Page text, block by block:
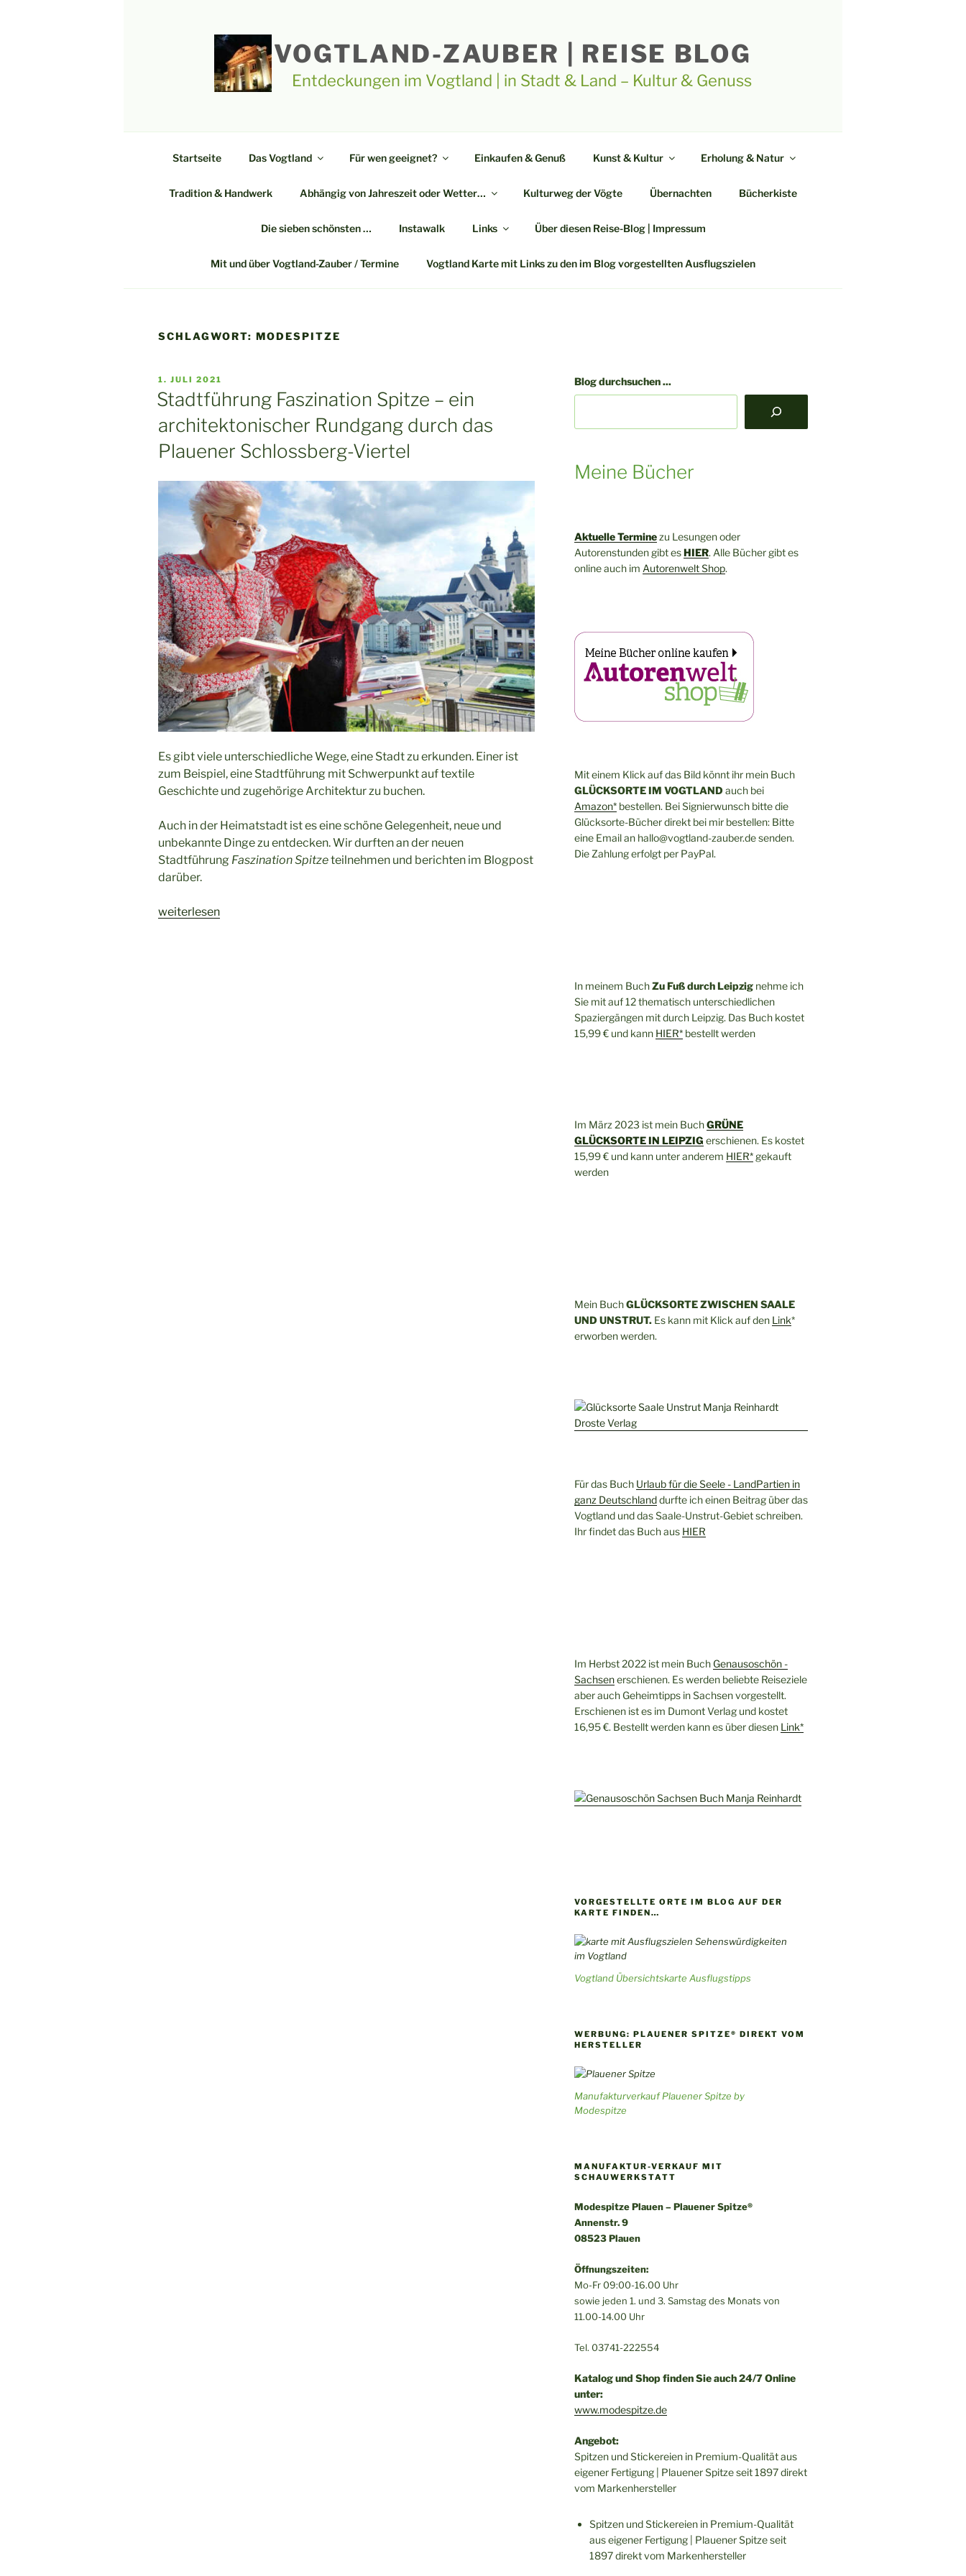
VOGTLAND-ZAUBER | REISE BLOG
Entdeckungen im Vogtland | in Stadt & Land – Kultur & Genuss
Startseite Das Vogtland Für wen geeignet? Einkaufen & Genuß Kunst & Kultur Erholung & Natur
Tradition & Handwerk Abhängig von Jahreszeit oder Wetter… Kulturweg der Vögte Übernachten Bücherkiste
Die sieben schönsten … Instawalk Links Über diesen Reise-Blog | Impressum
Mit und über Vogtland-Zauber / Termine Vogtland Karte mit Links zu den im Blog vorgestellten Ausflugszielen
SCHLAGWORT: MODESPITZE
VERÖFFENTLICHT
AM
1. JULI 2021
Stadtführung Faszination Spitze – ein
architektonischer Rundgang durch das
Plauener Schlossberg-Viertel
Es gibt viele unterschiedliche Wege, eine Stadt zu erkunden. Einer ist
zum Beispiel, eine Stadtführung mit Schwerpunkt auf textile
Geschichte und zugehörige Architektur zu buchen.
Auch in der Heimatstadt ist es eine schöne Gelegenheit, neue und
unbekannte Dinge zu entdecken. Wir durften an der neuen
Stadtführung Faszination Spitzeteilnehmen und berichten im Blogpost
darüber.
„Stadtführung
weiterlesen
Blog durchsuchen ...
Meine Bücher
Aktuelle Terminezu Lesungen oder
Autorenstunden gibt esHIER. Alle Bücher gibt es
online auch im Autorenwelt Shop.
Mit einem Klick auf das Bild könnt ihr mein Buch
GLÜCKSORTE IM VOGTLANDauch bei
Amazon*bestellen. Bei Signierwunsch bitte die
Glücksorte-Bücher direkt bei mir bestellen: Bitte
eine Email an hallo@vogtland-zauber.de senden.
Die Zahlung erfolgt per PayPal.
In meinem BuchZu Fuß durch Leipzignehme ich
Sie mit auf 12 thematisch unterschiedlichen
Spaziergängen mit durch Leipzig. Das Buch kostet
15,99 € und kann HIER*bestellt werden
Im März 2023 ist mein BuchGRÜNE
GLÜCKSORTE IN LEIPZIG erschienen. Es kostet
15,99 € und kann unter anderem HIER*gekauft
werden
Mein BuchGLÜCKSORTE ZWISCHEN SAALE
UND UNSTRUT.Es kann mit Klick auf den Link*
erworben werden.
Für das Buch Urlaub für die Seele - LandPartien in
ganz Deutschlanddurfte ich einen Beitrag über das
Vogtland und das Saale-Unstrut-Gebiet schreiben.
Ihr findet das Buch aus HIER
Im Herbst 2022 ist mein Buch Genausoschön -
Sachsenerschienen. Es werden beliebte Reiseziele
aber auch Geheimtipps in Sachsen vorgestellt.
Erschienen ist es im Dumont Verlag und kostet
16,95 €. Bestellt werden kann es über diesen Link*
VORGESTELLTE ORTE IM BLOG AUF DER
KARTE FINDEN…
Vogtland Übersichtskarte Ausflugstipps
WERBUNG: PLAUENER SPITZE® DIREKT VOM
HERSTELLER
Manufakturverkauf Plauener Spitze by
Modespitze
MANUFAKTUR-VERKAUF MIT
SCHAUWERKSTATT
Modespitze Plauen – Plauener Spitze®
Annenstr. 9
08523 Plauen
Öffnungszeiten:
Mo-Fr 09:00-16.00 Uhr
sowie jeden 1. und 3. Samstag des Monats von
11.00-14.00 Uhr
Tel. 03741-222554
Katalog und Shop finden Sie auch 24/7 Online
unter:
www.modespitze.de
Angebot:
Spitzen und Stickereien in Premium-Qualität aus
eigener Fertigung | Plauener Spitze seit 1897 direkt
vom Markenhersteller
Spitzen und Stickereien in Premium-Qualität
aus eigener Fertigung | Plauener Spitze seit
1897 direkt vom Markenhersteller